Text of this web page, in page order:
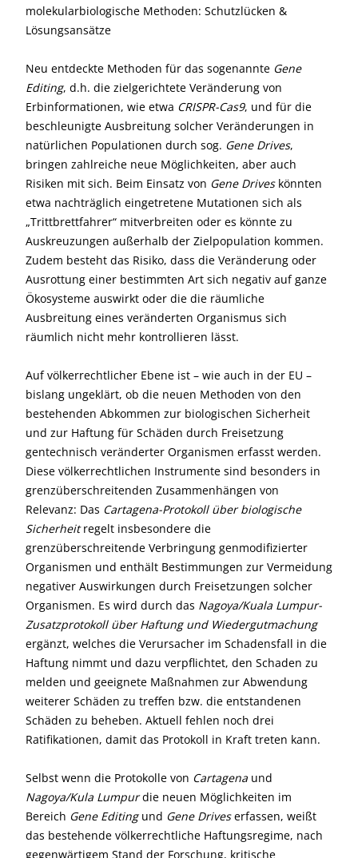
molekularbiologische Methoden: Schutzlücken &
Lösungsansätze
Neu entdeckte Methoden für das sogenannte Gene
Editing, d.h. die zielgerichtete Veränderung von
Erbinformationen, wie etwa CRISPR-Cas9, und für die
beschleunigte Ausbreitung solcher Veränderungen in
natürlichen Populationen durch sog. Gene Drives,
bringen zahlreiche neue Möglichkeiten, aber auch
Risiken mit sich. Beim Einsatz von Gene Driveskönnten
etwa nachträglich eingetretene Mutationen sich als
„Trittbrettfahrer“ mitverbreiten oder es könnte zu
Auskreuzungen außerhalb der Zielpopulation kommen.
Zudem besteht das Risiko, dass die Veränderung oder
Ausrottung einer bestimmten Art sich negativ auf ganze
Ökosysteme auswirkt oder die die räumliche
Ausbreitung eines veränderten Organismus sich
räumlich nicht mehr kontrollieren lässt.
Auf völkerrechtlicher Ebene ist – wie auch in der EU –
bislang ungeklärt, ob die neuen Methoden von den
bestehenden Abkommen zur biologischen Sicherheit
und zur Haftung für Schäden durch Freisetzung
gentechnisch veränderter Organismen erfasst werden.
Diese völkerrechtlichen Instrumente sind besonders in
grenzüberschreitenden Zusammenhängen von
Relevanz: Das Cartagena-Protokoll über biologische
Sicherheitregelt insbesondere die
grenzüberschreitende Verbringung genmodifizierter
Organismen und enthält Bestimmungen zur Vermeidung
negativer Auswirkungen durch Freisetzungen solcher
Organismen. Es wird durch das Nagoya/Kuala Lumpur-
Zusatzprotokoll über Haftung und Wiedergutmachung
ergänzt, welches die Verursacher im Schadensfall in die
Haftung nimmt und dazu verpflichtet, den Schaden zu
melden und geeignete Maßnahmen zur Abwendung
weiterer Schäden zu treffen bzw. die entstandenen
Schäden zu beheben. Aktuell fehlen noch drei
Ratifikationen, damit das Protokoll in Kraft treten kann.
Selbst wenn die Protokolle von Cartagena und
Nagoya/Kula Lumpurdie neuen Möglichkeiten im
Bereich Gene Editingund Gene Driveserfassen, weißt
das bestehende völkerrechtliche Haftungsregime, nach
gegenwärtigem Stand der Forschung, kritische